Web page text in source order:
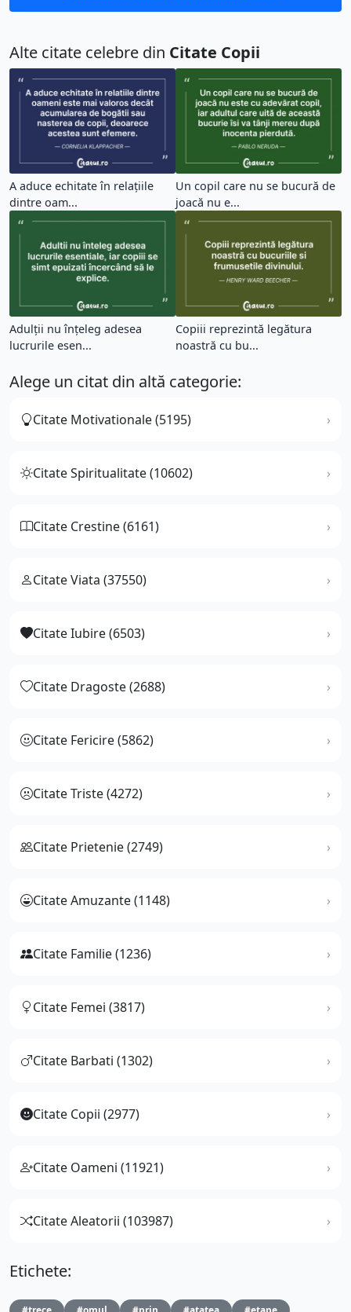
Alte citate celebre din Citate Copii
A aduce echitate în relațiile
dintre oam...
Un copil care nu se bucură de
joacă nu e...
Adulții nu înțeleg adesea
lucrurile esen...
Copiii reprezintă legătura
noastră cu bu...
Alege un citat din altă categorie:
Citate Motivationale (5195)
Citate Spiritualitate (10602)
Citate Crestine (6161)
Citate Viata (37550)
Citate Iubire (6503)
Citate Dragoste (2688)
Citate Fericire (5862)
Citate Triste (4272)
Citate Prietenie (2749)
Citate Amuzante (1148)
Citate Familie (1236)
Citate Femei (3817)
Citate Barbati (1302)
Citate Copii (2977)
Citate Oameni (11921)
Citate Aleatorii (103987)
Etichete: